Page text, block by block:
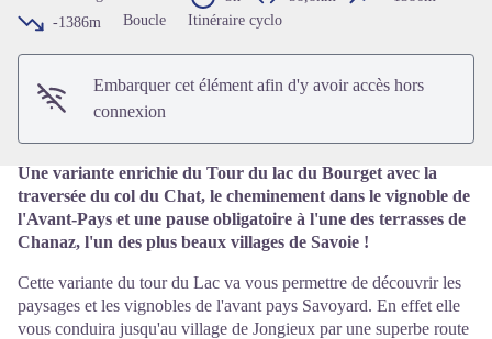
Voir l'image en plein écran
-1386m
Boucle Itinéraire cyclo
Embarquer cet élément afin d'y avoir accès hors
connexion
Une variante enrichie du Tour du lac du Bourget avec la
traversée du col du Chat, le cheminement dans le vignoble de
l'Avant-Pays et une pause obligatoire à l'une des terrasses de
Chanaz, l'un des plus beaux villages de Savoie !
Cette variante du tour du Lac va vous permettre de découvrir les
paysages et les vignobles de l'avant pays Savoyard. En effet elle
vous conduira jusqu'au village de Jongieux par une superbe route